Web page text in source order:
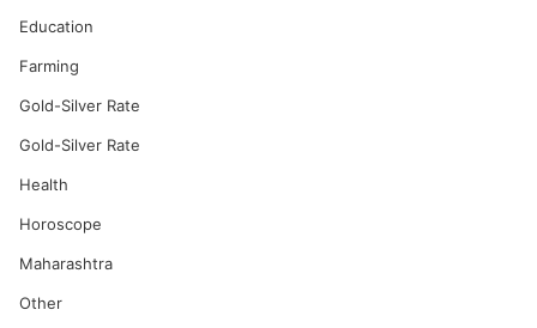
Education
Farming
Gold-Silver Rate
Gold-Silver Rate
Health
Horoscope
Maharashtra
Other